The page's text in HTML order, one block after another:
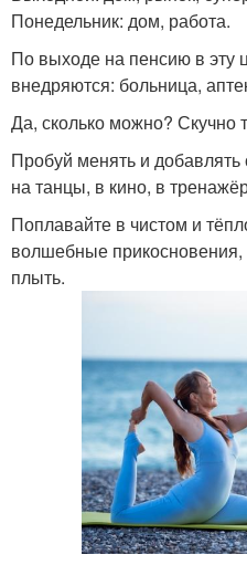
Понедельник: дом, работа.
По выходе на пенсию в эту
внедряются: больница,
Да, сколько можно? Скучно
Пробуй менять и
на танцы, в кино, в
Поплавайте в чистом и
волшебные прикосновения,
плыть.